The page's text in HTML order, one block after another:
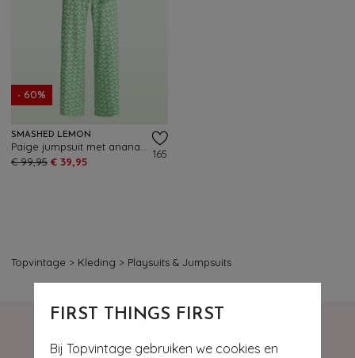
FIRST THINGS FIRST
Bij Topvintage gebruiken we cookies en
- 60%
SMASHED LEMON
€ 99,95 € 39,95
165
Topvintage > Kleding > Playsuits & Jumpsuits